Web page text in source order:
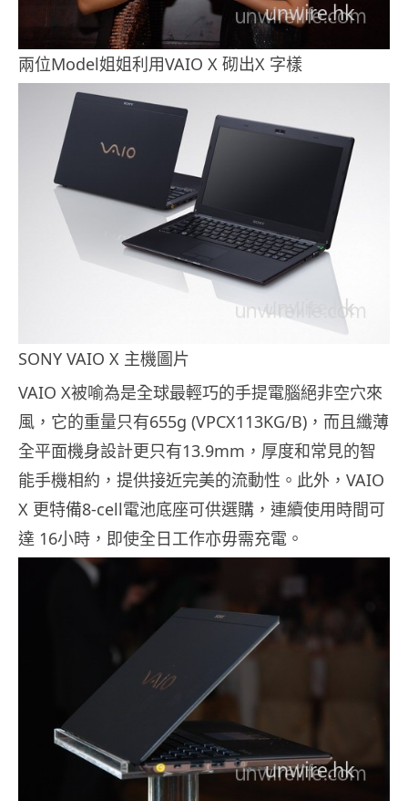
兩位Model姐姐利用VAIO X 砌出X 字樣
SONY VAIO X 主機圖片
VAIO X被喻為是全球最輕巧的手提電腦絕非空穴來
風，它的重量只有655g (VPCX113KG/B)，而且纖薄
全平面機身設計更只有13.9mm，厚度和常見的智
能手機相約，提供接近完美的流動性。此外，VAIO
X 更特備8-cell電池底座可供選購，連續使用時間可
達 16小時，即使全日工作亦毋需充電。